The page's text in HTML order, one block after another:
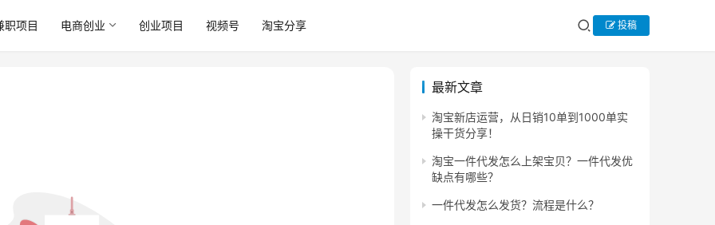
职项目 电商创业 创业项目 视频号 淘宝分享 投稿
最新文章
淘宝新店运营，从日销10单到1000单实
操干货分享！
淘宝一件代发怎么上架宝贝？一件代发优
缺点有哪些？
一件代发怎么发货？流程是什么？